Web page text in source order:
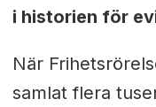
i historien för
När
samlat flera